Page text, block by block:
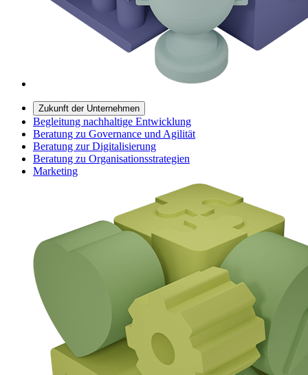
Zukunft der Unternehmen
Begleitung nachhaltige Entwicklung
Beratung zu Governance und Agilität
Beratung zur Digitalisierung
Beratung zu Organisationsstrategien
Marketing